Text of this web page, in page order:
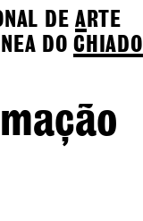
DEA RTE
DOCHIADO